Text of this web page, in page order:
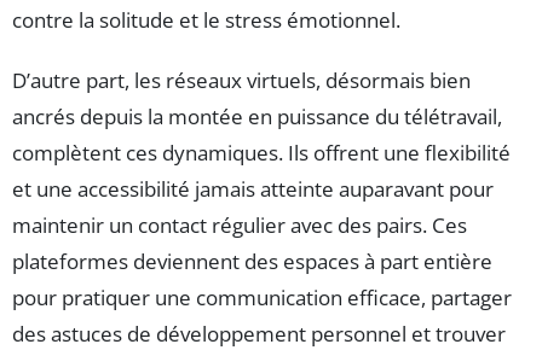
contre la solitude et le stress émotionnel.
D’autre part, les réseaux virtuels, désormais bien
ancrés depuis la montée en puissance du télétravail,
complètent ces dynamiques. Ils offrent une flexibilité
et une accessibilité jamais atteinte auparavant pour
maintenir un contact régulier avec des pairs. Ces
plateformes deviennent des espaces à part entière
pour pratiquer une communication efficace, partager
des astuces de développement personnel et trouver